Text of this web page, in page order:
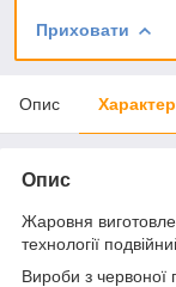
Приховати
Опис
Опис
Жаровня
технології
Вироби з червоної